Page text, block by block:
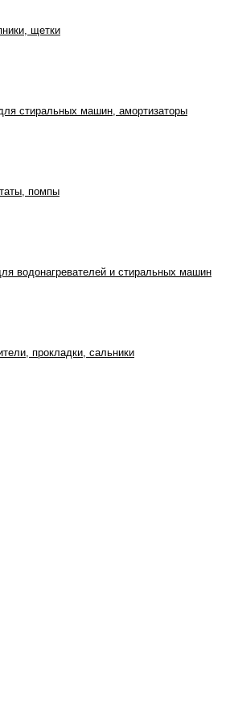
щетки
стиральных машин, амортизаторы
помпы
водонагревателей и стиральных машин
прокладки, сальники